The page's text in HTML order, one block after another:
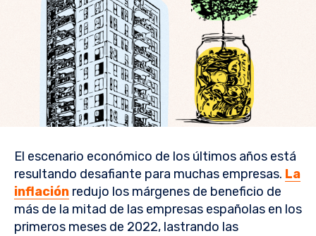
El escenario económico de los últimos años está
resultando desafiante para muchas empresas. La
inflación redujo los márgenes de beneficio de
más de la mitad de las empresas españolas en los
primeros meses de 2022, lastrando las